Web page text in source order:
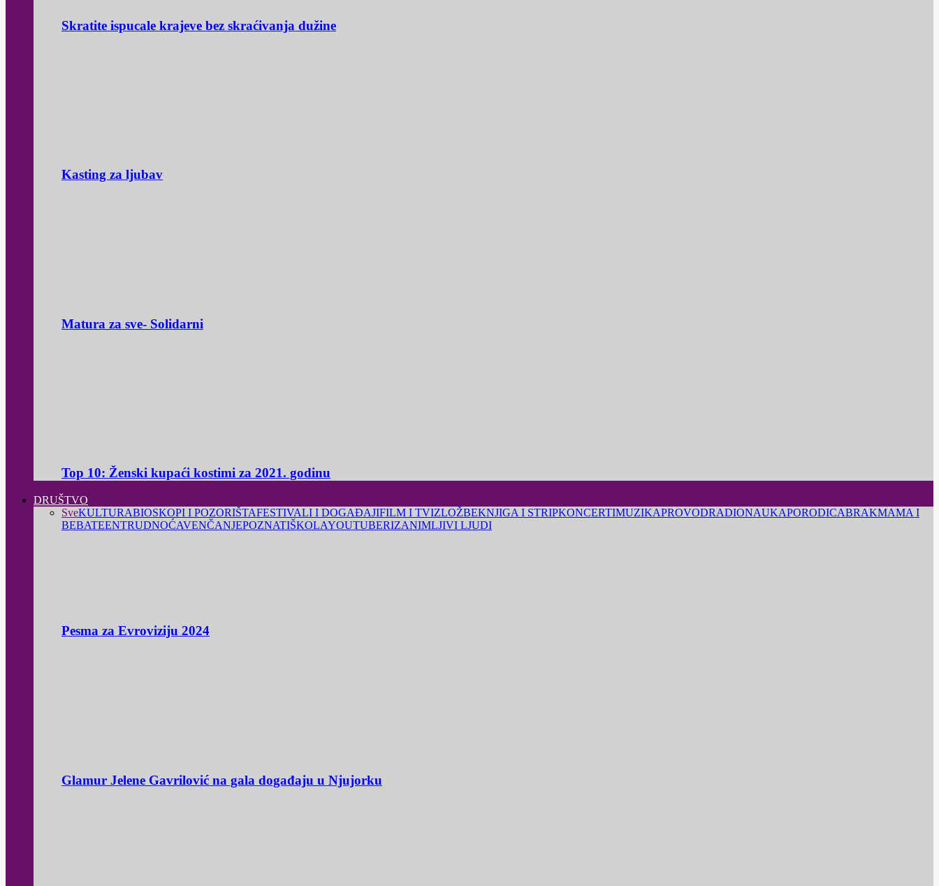
Skratite ispucale krajeve bez skraćivanja dužine
Kasting za ljubav
Matura za sve- Solidarni
Top 10: Ženski kupaći kostimi za 2021. godinu
DRUŠTVO
SveKULTURABIOSKOPI I POZORIŠTAFESTIVALI I DOGAĐAJIFILM I TVIZLOŽBEKNJIGA I STRIPKONCERTIMUZIKAPROVODRADIONAUKAPORODICABRAKMAMA I
BEBATEENTRUDNOĆAVENČANJEPOZNATIŠKOLAYOUTUBERIZANIMLJIVI LJUDI
Pesma za Evroviziju 2024
Glamur Jelene Gavrilović na gala događaju u Njujorku